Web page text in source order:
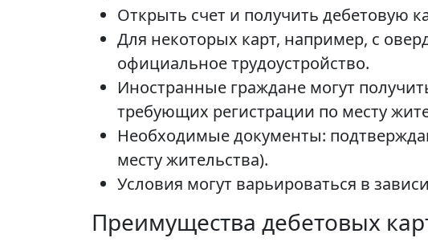
Открыть счет и получить дебетовую
Для некоторых карт, например, с
официальное трудоустройство.
Иностранные граждане могут
требующих регистрации по месту
Необходимые документы:
месту жительства).
Условия могут варьироваться в
Преимущества дебетовых